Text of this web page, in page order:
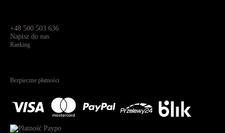
+48 500 503 636
Napisz do nas
Ranking
Bezpieczne płatności